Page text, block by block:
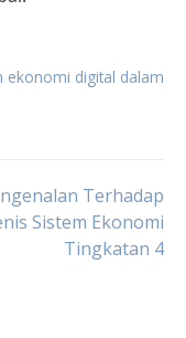
ekonomi digital dalam
Terhadap
Sistem Ekonomi
Tingkatan 4